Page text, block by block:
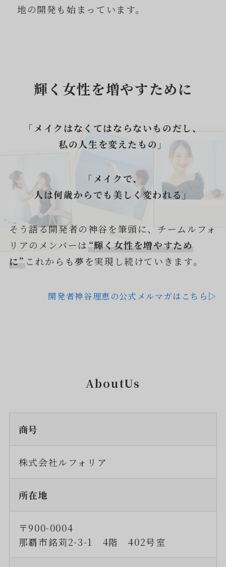
地の開発も始まっています。
輝く女性を増やすために
「メイクはなくてはならないものだし、
私の人生を変えたもの」
「メイクで、
人は何歳からでも美しく変われる」
そう語る開発者の神谷を筆頭に、チームルフォ
リアのメンバーは “輝く女性を増やすため
に” これからも夢を実現し続けていきます。
開発者神谷理恵の公式メルマガはこちら▷
AboutUs
商号
株式会社ルフォリア
所在地
〒900-0004
那覇市銘苅2-3-1 4階 402号室